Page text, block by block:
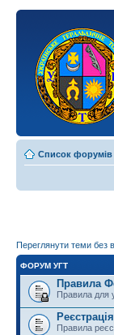
Список форумів
Переглянути теми без
ФОРУМ УГТ
Правила
Правила для
Правила